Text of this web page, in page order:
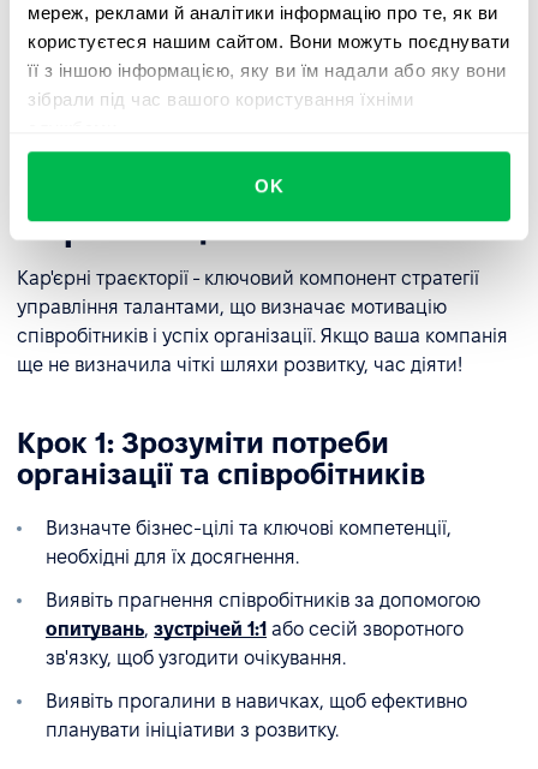
мереж, реклами й аналітики інформацію про те, як ви
користуєтеся нашим сайтом. Вони можуть поєднувати
її з іншою інформацією, яку ви їм надали або яку вони
зібрали під час вашого користування їхніми
OK
Рішення : Запровадити регулярні оцінки ефективності
та використовувати сучасні інструменти аналітики для
ефективного відстеження прогресу.
Як HR може впровадити
ефективні кар'єрні траєкторії
в організації
Кар'єрні траєкторії - ключовий компонент стратегії
управління талантами, що визначає мотивацію
співробітників і успіх організації. Якщо ваша компанія
ще не визначила чіткі шляхи розвитку, час діяти!
Крок 1: Зрозуміти потреби
організації та співробітників
Визначте бізнес-цілі та ключові компетенції,
необхідні для їх досягнення.
Виявіть прагнення співробітників за допомогою
опитувань, зустрічей 1:1 або сесій зворотного
зв'язку, щоб узгодити очікування.
Виявіть прогалини в навичках, щоб ефективно
планувати ініціативи з розвитку.